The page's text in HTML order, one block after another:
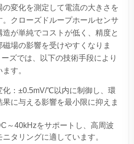
の変化を測定して電流の大きさを
。クローズドループホールセンサ
が単純でコストが低く、精度と
場の影響を受けやすくなりま
ズでは、以下の技術手段により
す。
化：±0.5mV/℃以内に制御し、環
に与える影響を最小限に抑えま
～40kHzをサポートし、高周波
タリングに適しています。